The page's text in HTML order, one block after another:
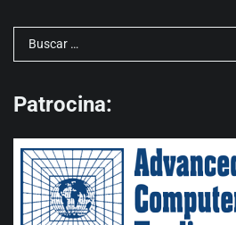
Buscar:
Patrocina: